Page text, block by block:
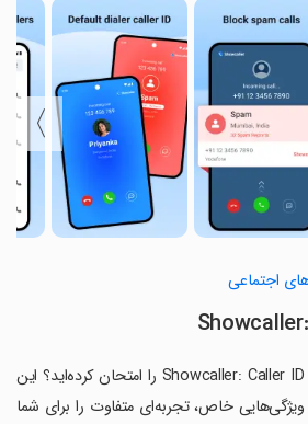
〉
اجتماعی
آیا تابه‌حال برنامه Showcaller: Caller ID & Block را امتحان کرده‌اید؟ این
ویژگی‌هایی خاص، تجربه‌ای متفاوت را برای شما